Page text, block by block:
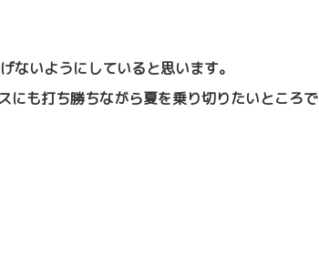
ないようにしていると思います。
にも打ち勝ちながら夏を乗り切りたいところで